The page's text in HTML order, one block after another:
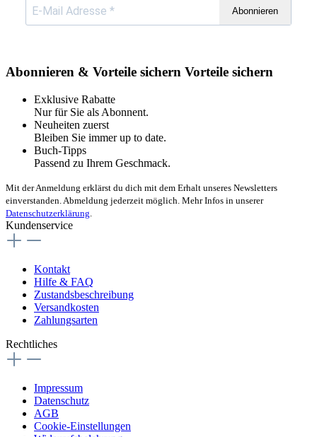
Abonnieren
Abonnieren & Vorteile sichern Vorteile sichern
Exklusive Rabatte
Nur für Sie als Abonnent.
Neuheiten zuerst
Bleiben Sie immer up to date.
Buch-Tipps
Passend zu Ihrem Geschmack.
Mit der Anmeldung erklärst du dich mit dem Erhalt unseres Newsletters
einverstanden. Abmeldung jederzeit möglich. Mehr Infos in unserer
Datenschutzerklärung
Kundenservice
Kontakt
Hilfe & FAQ
Zustandsbeschreibung
Versandkosten
Zahlungsarten
Rechtliches
Impressum
Datenschutz
AGB
Cookie-Einstellungen